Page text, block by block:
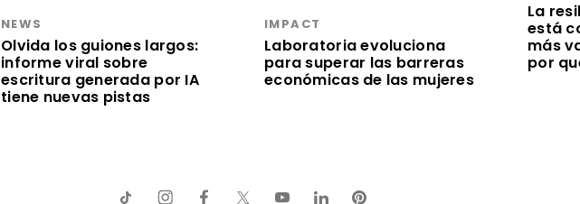
NEWS
Olvida los guiones largos:
informe viral sobre
escritura generada por IA
tiene nuevas pistas
IMPACT
Laboratoria evoluciona
para superar las barreras
económicas de las mujeres
La
está
más
por